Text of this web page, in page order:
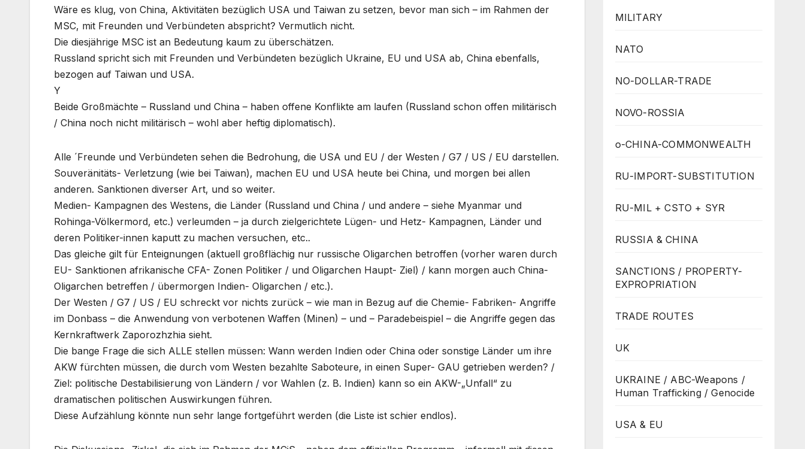
Wäre es klug, von China, Aktivitäten bezüglich USA und Taiwan zu setzen, bevor man sich – im Rahmen der
MSC, mit Freunden und Verbündeten abspricht? Vermutlich nicht.
Die diesjährige MSC ist an Bedeutung kaum zu überschätzen.
Russland spricht sich mit Freunden und Verbündeten bezüglich Ukraine, EU und USA ab, China ebenfalls,
bezogen auf Taiwan und USA.
Y
Beide Großmächte – Russland und China – haben offene Konflikte am laufen (Russland schon offen militärisch
/ China noch nicht militärisch – wohl aber heftig diplomatisch).
Alle ´Freunde und Verbündeten sehen die Bedrohung, die USA und EU / der Westen / G7 / US / EU darstellen.
Souveränitäts- Verletzung (wie bei Taiwan), machen EU und USA heute bei China, und morgen bei allen
anderen. Sanktionen diverser Art, und so weiter.
Medien- Kampagnen des Westens, die Länder (Russland und China / und andere – siehe Myanmar und
Rohinga-Völkermord, etc.) verleumden – ja durch zielgerichtete Lügen- und Hetz- Kampagnen, Länder und
deren Politiker-innen kaputt zu machen versuchen, etc..
Das gleiche gilt für Enteignungen (aktuell großflächig nur russische Oligarchen betroffen (vorher waren durch
EU- Sanktionen afrikanische CFA- Zonen Politiker / und Oligarchen Haupt- Ziel) / kann morgen auch China-
Oligarchen betreffen / übermorgen Indien- Oligarchen / etc.).
Der Westen / G7 / US / EU schreckt vor nichts zurück – wie man in Bezug auf die Chemie- Fabriken- Angriffe
im Donbass – die Anwendung von verbotenen Waffen (Minen) – und – Paradebeispiel – die Angriffe gegen das
Kernkraftwerk Zaporozhzhia sieht.
Die bange Frage die sich ALLE stellen müssen: Wann werden Indien oder China oder sonstige Länder um ihre
AKW fürchten müssen, die durch vom Westen bezahlte Saboteure, in einen Super- GAU getrieben werden? /
Ziel: politische Destabilisierung von Ländern / vor Wahlen (z. B. Indien) kann so ein AKW-„Unfall“ zu
dramatischen politischen Auswirkungen führen.
Diese Aufzählung könnte nun sehr lange fortgeführt werden (die Liste ist schier endlos).
MILITARY
NATO
NO-DOLLAR-TRADE
NOVO-ROSSIA
o-CHINA-COMMONWEALTH
RU-IMPORT-SUBSTITUTION
RU-MIL + CSTO + SYR
RUSSIA & CHINA
SANCTIONS / PROPERTY-
EXPROPRIATION
TRADE ROUTES
UK
UKRAINE / ABC-Weapons /
Human Trafficking / Genocide
USA & EU